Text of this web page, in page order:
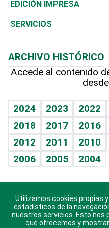
Resto del mundo
Economía personal
Podcast Arte Libre
Hablando con el pediatra
Vida y familia
Eñe
Celebrando la vida
Sin complejos
En pocas palabras
Escuchando al corazón
Economía Personal
Olimpismo
Más deportes
Línea de hit
TBT Deportivo
Noticiero Poteleche
Columnistas
Más firmas
Martes de tecnología
Cambio climático
Deportes
Opinión
Hecho en casa
Guía del dinero
EDICIÓN IMPRESA
SERVICIOS
Cumpleaños
Horóscopos
Crucigramas
ARCHIVO HISTÓRICO
Accede al contenido
2024 2023 2022
2018
2017 2016
2012
2011 2010
2006
2005 2004
Descarga nuestras
Utilizamos cookies propias
estadísticos de la
nuestros servicios. Esto nos
que ofrecemos y